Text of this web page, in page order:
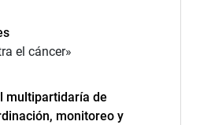
el cáncer»
multipartidaría de
monitoreo y